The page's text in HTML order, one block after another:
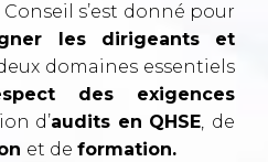
Conseil s’est donné pour
les dirigeants et
domaines essentiels
des exigences
d’audits en QHSE, de
et de formation.